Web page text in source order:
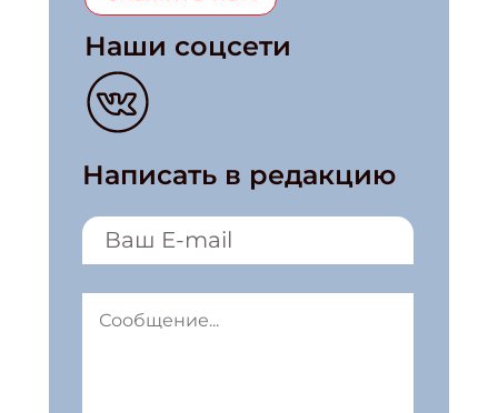
Наши соцсети
Написать в редакцию